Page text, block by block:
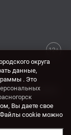
12+
г. Красногорск,
округа
данные,
. Это
Вы даете свое
Файлы cookie можно